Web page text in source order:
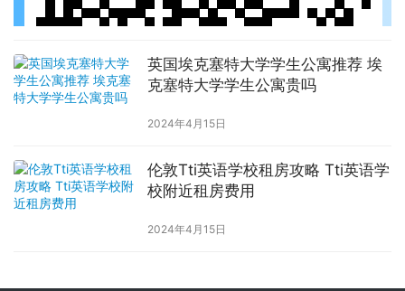
英国埃克塞特大学学生公寓推荐 埃
克塞特大学学生公寓贵吗
2024年4月15日
伦敦Tti英语学校租房攻略 Tti英语学
校附近租房费用
2024年4月15日